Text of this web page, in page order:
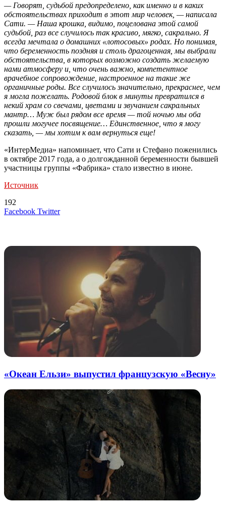
— Говорят, судьбой предопределено, как именно и в каких
обстоятельствах приходит в этот мир человек, — написала
Сати. — Наша крошка, видимо, поцелована этой самой
судьбой, раз все случилось так красиво, мягко, сакрально. Я
всегда мечтала о домашних «лотосовых» родах. Но понимая,
что беременность поздняя и столь драгоценная, мы выбрали
обстоятельства, в которых возможно создать желаемую
нами атмосферу и, что очень важно, компетентное
врачебное сопровождение, настроенное на такие же
органичные роды. Все случилось значительно, прекраснее, чем
я могла пожелать. Родовой блок в минуты превратился в
некий храм со свечами, цветами и звучанием сакральных
мантр… Муж был рядом все время — той ночью мы оба
прошли могучее посвящение… Единственное, что я могу
сказать, — мы хотим к вам вернуться еще!
«ИнтерМедиа» напоминает, что Сати и Стефано поженились
в октябре 2017 года, а о долгожданной беременности бывшей
участницы группы «Фабрика» стало известно в июне.
Источник
192
Facebook TwitterLinkedIn
Tumblr
Reddit
Вконтакте
Одноклассники
Skype
Messenger
Messenger
WhatsApp
Telegram
Viber
Line
Поделиться
Печатать
«Океан Ельзи» выпустил французскую «Весну»